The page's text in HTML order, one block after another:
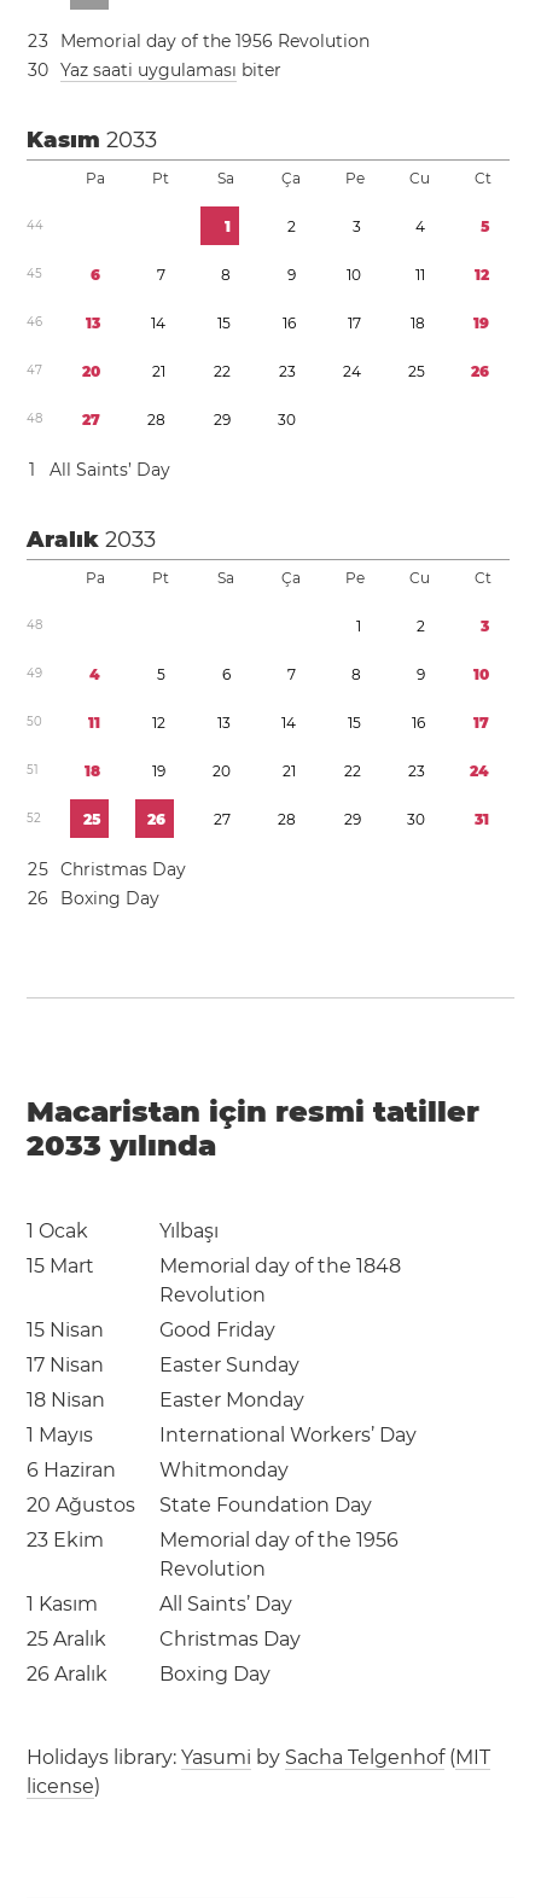
23
Memorial day of the 1956 Revolution
30 Yaz saati uygulaması biter
Kasım2033
Pa Pt Sa Ça Pe Cu Ct
44 1 2 3 4 5
45 6 7 8 9 10 11 12
46 13 14 15 16 17 18 19
47 20 21 22 23 24 25 26
48 27 28 29 30
1 All Saints’ Day
Aralık2033
Pa Pt Sa Ça Pe Cu Ct
48 1 2 3
49 4 5 6 7 8 9 10
50 11 12 13 14 15 16 17
51 18 19 20 21 22 23 24
52 25 26 27 28 29 30 31
25 Christmas Day
26 Boxing Day
Macaristan için resmi tatiller
2033 yılında
1 Ocak
Yılbaşı
15 Mart
Memorial day of the 1848
Revolution
15 Nisan
Good Friday
17 Nisan
Easter Sunday
18 Nisan
Easter Monday
1 Mayıs
International Workers’ Day
6 Haziran
Whitmonday
20 Ağustos
State Foundation Day
23 Ekim
Memorial day of the 1956
Revolution
1 Kasım
All Saints’ Day
25 Aralık
Christmas Day
26 Aralık
Boxing Day
Holidays library:Yasumi by Sacha Telgenhof(MIT
license)